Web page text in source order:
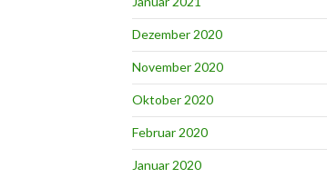
Dezember 2020
November 2020
Oktober 2020
Februar 2020
Januar 2020